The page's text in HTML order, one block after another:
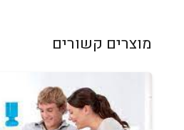
מוצרים קשורים